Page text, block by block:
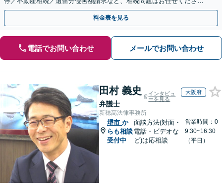
【出張相談可】紛争化したトラブルのご相談も対応します
料金表を見る
電話でお問い合わせ メールでお問い合わせ
田村 義史
弁護士
インタビュ
ーを見る
大阪府
新穂高法律事務所
堺市 か
らも相談
受付中
面談方法(対面・
電話・ビデオな
ど)は応相談
営業時間：0
9:30~16:30
（平日）